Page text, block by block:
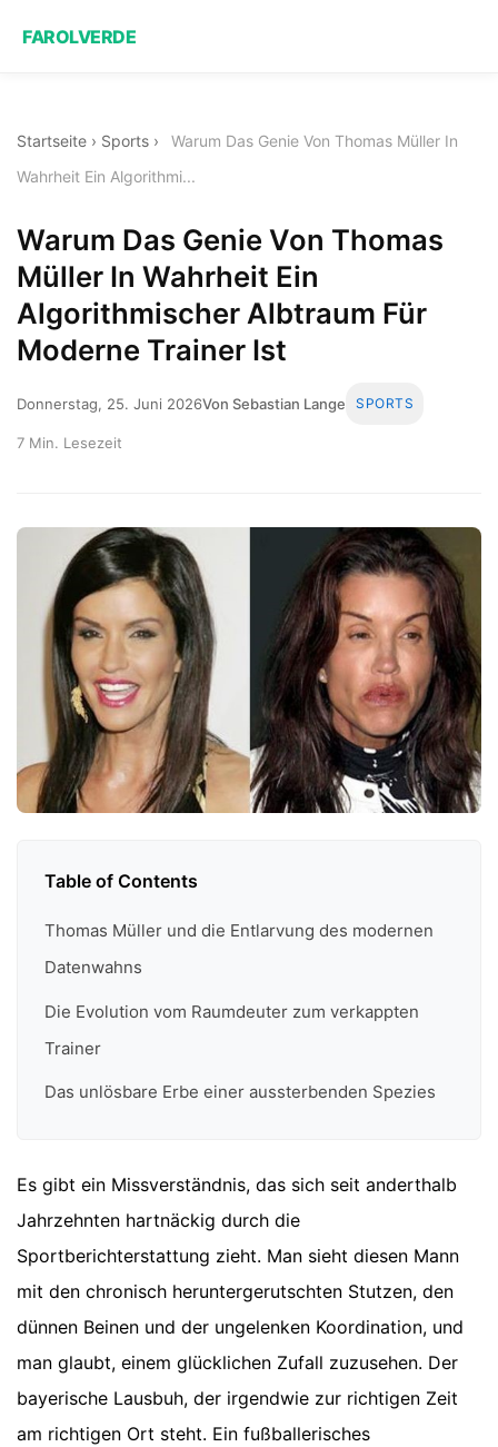
FAROLVERDE
Startseite › Sports ›
Warum Das Genie Von Thomas Müller In
Wahrheit Ein Algorithmi...
Warum Das Genie Von Thomas
Müller In Wahrheit Ein
Algorithmischer Albtraum Für
Moderne Trainer Ist
Donnerstag, 25. Juni 2026Von Sebastian Lange SPORTS
7 Min. Lesezeit
Table of Contents
Thomas Müller und die Entlarvung des modernen
Datenwahns
Die Evolution vom Raumdeuter zum verkappten
Trainer
Das unlösbare Erbe einer aussterbenden Spezies
Es gibt ein Missverständnis, das sich seit anderthalb
Jahrzehnten hartnäckig durch die
Sportberichterstattung zieht. Man sieht diesen Mann
mit den chronisch heruntergerutschten Stutzen, den
dünnen Beinen und der ungelenken Koordination, und
man glaubt, einem glücklichen Zufall zuzusehen. Der
bayerische Lausbuh, der irgendwie zur richtigen Zeit
am richtigen Ort steht. Ein fußballerisches